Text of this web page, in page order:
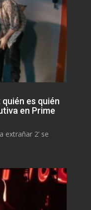
es quién
en Prime
extrañar 2’ se